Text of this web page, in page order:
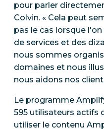
pour parler
Colvin. « Cela peut
pas le cas lorsque
de services et des
nous sommes
domaines et nous
nous aidons nos
Le programme
595 utilisateurs actifs
utiliser le contenu